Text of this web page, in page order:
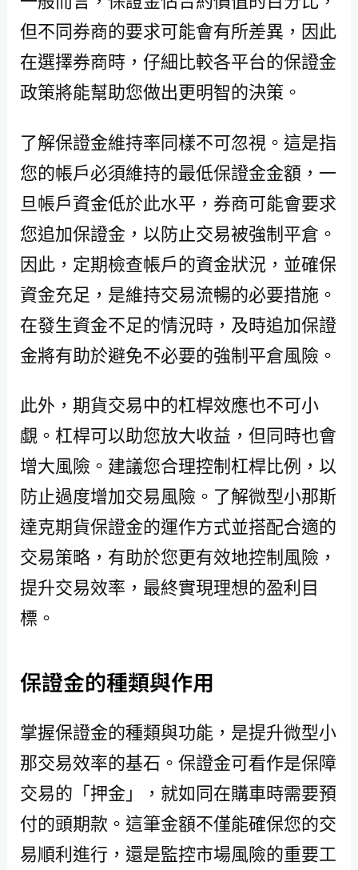
但不同券商的要求可能會有所差異，因此
在選擇券商時，仔細比較各平台的保證金
政策將能幫助您做出更明智的決策。
了解保證金維持率同樣不可忽視。這是指
您的帳戶必須維持的最低保證金金額，一
旦帳戶資金低於此水平，券商可能會要求
您追加保證金，以防止交易被強制平倉。
因此，定期檢查帳戶的資金狀況，並確保
資金充足，是維持交易流暢的必要措施。
在發生資金不足的情況時，及時追加保證
金將有助於避免不必要的強制平倉風險。
此外，期貨交易中的杠桿效應也不可小
覷。杠桿可以助您放大收益，但同時也會
增大風險。建議您合理控制杠桿比例，以
防止過度增加交易風險。了解微型小那斯
達克期貨保證金的運作方式並搭配合適的
交易策略，有助於您更有效地控制風險，
提升交易效率，最終實現理想的盈利目
標。
保證金的種類與作用
掌握保證金的種類與功能，是提升微型小
那交易效率的基石。保證金可看作是保障
交易的「押金」，就如同在購車時需要預
付的頭期款。這筆金額不僅能確保您的交
易順利進行，還是監控市場風險的重要工